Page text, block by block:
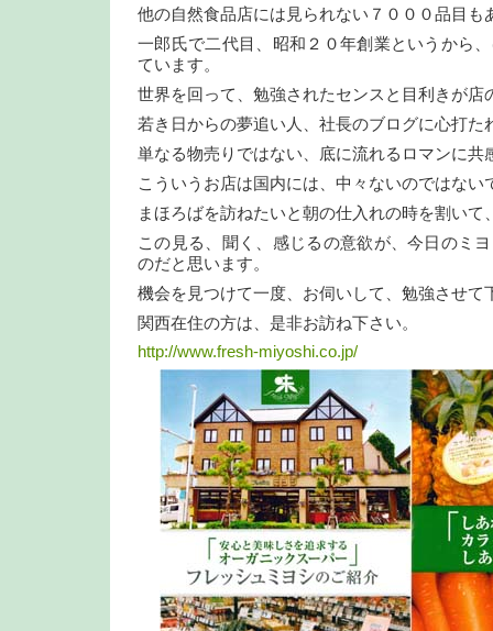
他の自然食品店には見られない７０００品目も
一郎氏で二代目、昭和２０年創業というから
ています。
世界を回って、勉強されたセンスと目利きが店
若き日からの夢追い人、社長のブログに心打た
単なる物売りではない、底に流れるロマンに共
こういうお店は国内には、中々ないのではない
まほろばを訪ねたいと朝の仕入れの時を割いて
この見る、聞く、感じるの意欲が、今日のミ
のだと思います。
機会を見つけて一度、お伺いして、勉強させて
関西在住の方は、是非お訪ね下さい。
http://www.fresh-miyoshi.co.jp/